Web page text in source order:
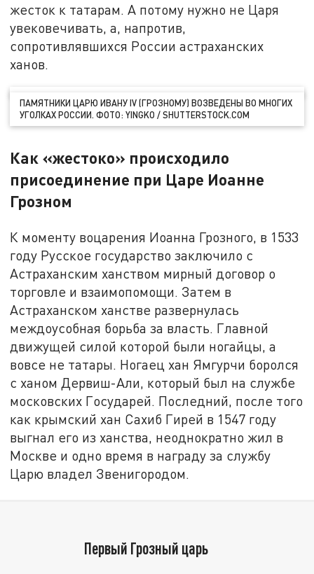
жесток к татарам. А потому нужно не Царя
увековечивать, а, напротив,
сопротивлявшихся России астраханских
ханов.
ПАМЯТНИКИ ЦАРЮ ИВАНУ IV (ГРОЗНОМУ) ВОЗВЕДЕНЫ ВО МНОГИХ
УГОЛКАХ РОССИИ. ФОТО: YINGKO / SHUTTERSTOCK.COM
Как «жестоко» происходило
присоединение при Царе Иоанне
Грозном
К моменту воцарения Иоанна Грозного, в 1533
году Русское государство заключило с
Астраханским ханством мирный договор о
торговле и взаимопомощи. Затем в
Астраханском ханстве развернулась
междоусобная борьба за власть. Главной
движущей силой которой были ногайцы, а
вовсе не татары. Ногаец хан Ямгурчи боролся
с ханом Дервиш-Али, который был на службе
московских Государей. Последний, после того
как крымский хан Сахиб Гирей в 1547 году
выгнал его из ханства, неоднократно жил в
Москве и одно время в награду за службу
Царю владел Звенигородом.
Первый Грозный царь